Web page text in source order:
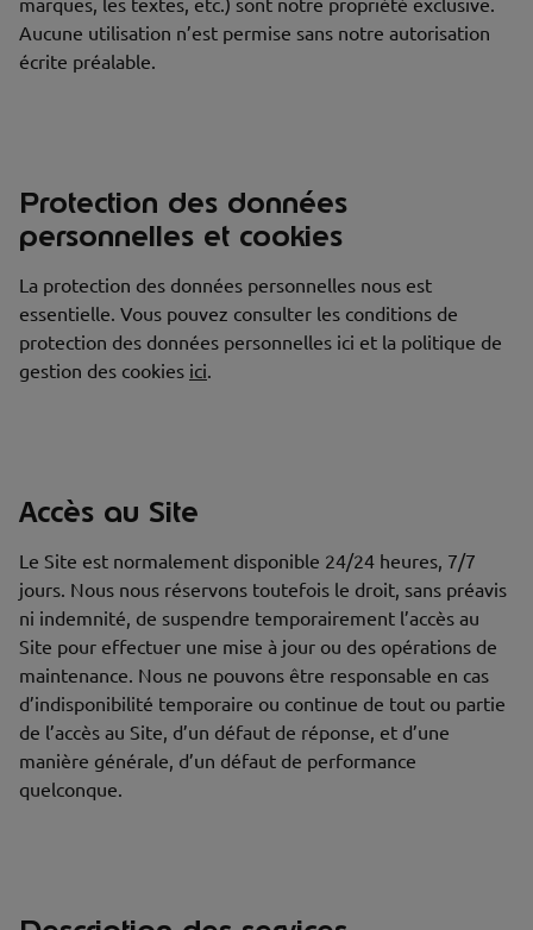
marques, les textes, etc.) sont notre propriété exclusive.
Aucune utilisation n’est permise sans notre autorisation
écrite préalable.
Protection des données
personnelles et cookies
La protection des données personnelles nous est
essentielle. Vous pouvez consulter les conditions de
protection des données personnelles ici et la politique de
gestion des cookies ici.
Accès au Site
Le Site est normalement disponible 24/24 heures, 7/7
jours. Nous nous réservons toutefois le droit, sans préavis
ni indemnité, de suspendre temporairement l’accès au
Site pour effectuer une mise à jour ou des opérations de
maintenance. Nous ne pouvons être responsable en cas
d’indisponibilité temporaire ou continue de tout ou partie
de l’accès au Site, d’un défaut de réponse, et d’une
manière générale, d’un défaut de performance
quelconque.